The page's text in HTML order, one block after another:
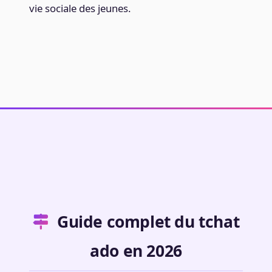
vie sociale des jeunes.
Guide complet du tchat
ado en 2026